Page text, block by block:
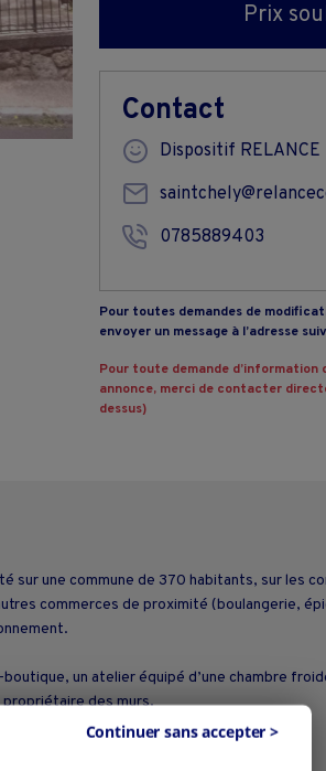
Prix
Contact
Dispositif RELANCE
0785889403
Pour toutes demandes de
envoyer un message à l’adresse
Pour toute demande
annonce, merci de contacter
dessus)
une commune de 370 habitants, sur les
commerces de proximité (boulangerie,
un atelier équipé d’une chambre
propriétaire des murs.
Continuer sans accepter >